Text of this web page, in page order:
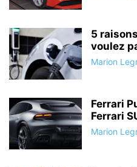
5
voulez
Marion
Ferrari
Ferrari
Marion